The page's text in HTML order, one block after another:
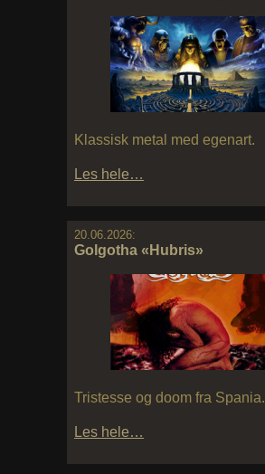
Klassisk metal med egenart.
Les hele…
20.06.2026:
Golgotha «Hubris»
Tristesse og doom fra Spania.
Les hele…